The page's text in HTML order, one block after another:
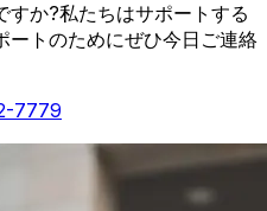
すか?私たちはサポートする
ートのためにぜひ今日ご連絡
7779